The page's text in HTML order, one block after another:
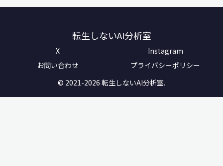
転生しないAI分析室
X
Instagram
お問い合わせ
プライバシーポリシー
© 2021-2026 転生しないAI分析室.